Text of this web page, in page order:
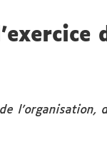
l’organisation,